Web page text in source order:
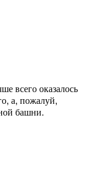
всего оказалось
а, пожалуй,
башни.